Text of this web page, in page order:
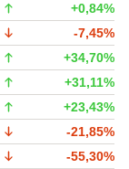
+0,84%
-7,45%
+34,70%
+31,11%
+23,43%
-21,85%
-55,30%